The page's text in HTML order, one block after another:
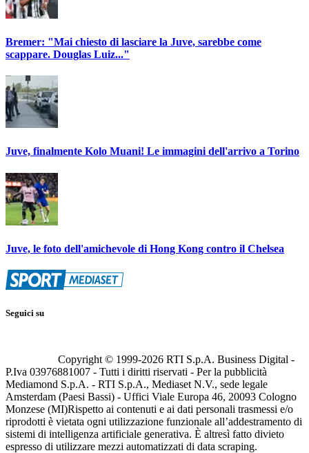
Bremer: "Mai chiesto di lasciare la Juve, sarebbe come
scappare. Douglas Luiz..."
Juve, finalmente Kolo Muani! Le immagini dell'arrivo a Torino
Juve, le foto dell'amichevole di Hong Kong contro il Chelsea
Seguici su
Copyright © 1999-2026 RTI S.p.A. Business Digital -
P.Iva 03976881007 - Tutti i diritti riservati - Per la pubblicità
Mediamond S.p.A. - RTI S.p.A., Mediaset N.V., sede legale
Amsterdam (Paesi Bassi) - Uffici Viale Europa 46, 20093 Cologno
Monzese (MI)Rispetto ai contenuti e ai dati personali trasmessi e/o
riprodotti è vietata ogni utilizzazione funzionale all’addestramento di
sistemi di intelligenza artificiale generativa. È altresì fatto divieto
espresso di utilizzare mezzi automatizzati di data scraping.